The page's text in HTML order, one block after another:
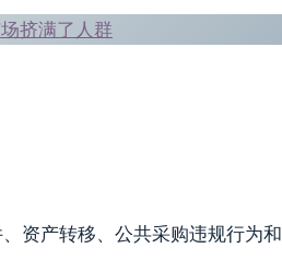
挤满了人群
资产转移、公共采购违规行为和